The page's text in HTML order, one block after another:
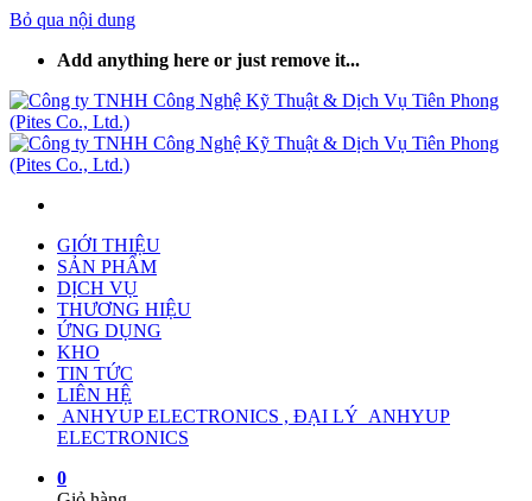
Bỏ qua nội dung
Add anything here or just remove it...
GIỚI THIỆU
SẢN PHẨM
DỊCH VỤ
THƯƠNG HIỆU
ỨNG DỤNG
KHO
TIN TỨC
LIÊN HỆ
ANHYUP ELECTRONICS , ĐẠI LÝ ANHYUP
ELECTRONICS
0